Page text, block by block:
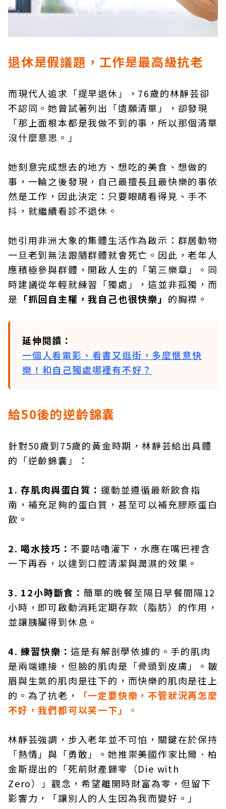
退休是假議題，工作是最高級抗老
而現代人追求「提早退休」，76歲的林靜芸卻
不認同。她曾試著列出「遺願清單」，卻發現
「那上面根本都是我做不到的事，所以那個清單
沒什麼意思。」
她刻意完成想去的地方、想吃的美食、想做的
事，一輪之後發現，自己最擅長且最快樂的事依
然是工作，因此決定：只要眼睛看得見、手不
抖，就繼續看診不退休。
她引用非洲大象的集體生活作為啟示：群居動物
一旦老到無法跟隨群體就會死亡。因此，老年人
應積極參與群體，開啟人生的「第三樂章」。同
時建議從年輕就練習「獨處」，這並非孤獨，而
是 「抓回自主權，我自己也很快樂」 的胸襟。
延伸閱讀：
一個人看電影、看書又逛街，多麼愜意快
樂！和自己獨處哪裡有不好？
給50後的逆齡錦囊
針對50歲到75歲的黃金時期，林靜芸給出具體
的「逆齡錦囊」：
1. 存肌肉與蛋白質： 運動並遵循最新飲食指
南，補充足夠的蛋白質，甚至可以補充膠原蛋白
飲。
2. 喝水技巧：不要咕嚕灌下，水應在嘴巴裡含
一下再吞，以達到口腔清潔與潤濕的效果。
3. 12小時斷食： 簡單的晚餐至隔日早餐間隔12
小時，即可啟動消耗定期存款（脂肪）的作用，
並讓胰臟得到休息。
4. 練習快樂： 這是有解剖學依據的。手的肌肉
是兩端連接，但臉的肌肉是「骨頭到皮膚」。皺
眉與生氣的肌肉是往下的，而快樂的肌肉是往上
的。為了抗老，
「一定要快樂，不管狀況再怎麼
不好，我們都可以笑一下」。
林靜芸強調，步入老年並不可怕，關鍵在於保持
「熱情」與「勇敢」。她推崇美國作家比爾．柏
金斯提出的「死前財產歸零（Die with
Zero）」觀念，希望離開時財富為零，但留下
影響力，「讓別人的人生因為我而變好。」